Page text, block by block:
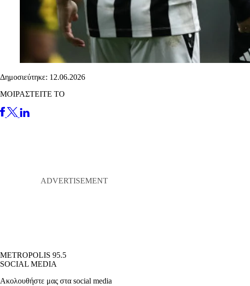
Δημοσιεύτηκε: 12.06.2026
ΜΟΙΡΑΣΤΕΙΤΕ ΤΟ
METROPOLIS 95.5
SOCIAL MEDIA
Ακολουθήστε μας στα social media